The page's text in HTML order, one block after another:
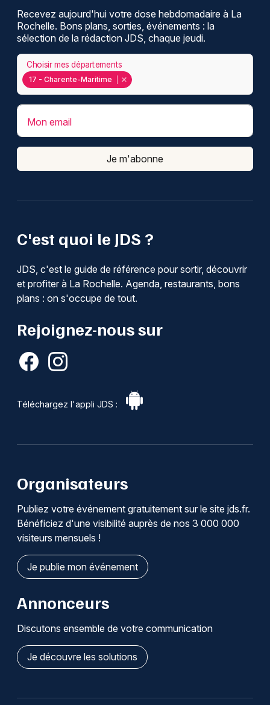
C'est quoi le JDS ?
JDS, c'est le guide de référence pour sortir, découvrir
et profiter à La Rochelle. Agenda, restaurants, bons
plans : on s'occupe de tout.
Rejoignez-nous sur
Téléchargez l'appli JDS :
Recevez aujourd'hui votre dose hebdomadaire à La
Rochelle. Bons plans, sorties, événements : la
sélection de la rédaction JDS, chaque jeudi.
17 - Charente-Maritime
Choisir mes départements
Mon email
Je m'abonne
Organisateurs
Publiez votre événement gratuitement sur le site jds.fr.
Bénéficiez d'une visibilité auprès de nos 3 000 000
visiteurs mensuels !
Je publie mon événement
Annonceurs
Discutons ensemble de votre communication
Je découvre les solutions